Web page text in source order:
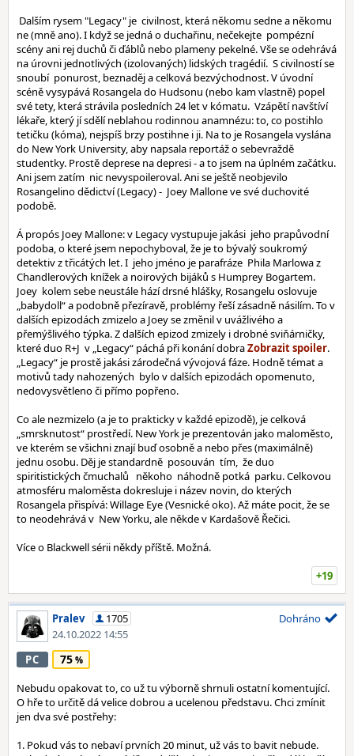
Dalším rysem "Legacy" je civilnost, která někomu sedne a někomu
ne (mně ano). I když se jedná o duchařinu, nečekejte pompézní
scény ani rej duchů či ďáblů nebo plameny pekelné. Vše se odehrává
na úrovni jednotlivých (izolovaných) lidských tragédií. S civilností se
snoubí ponurost, beznaděj a celková bezvýchodnost. V úvodní
scéně vysypává Rosangela do Hudsonu (nebo kam vlastně) popel
své tety, která strávila posledních 24 let v kómatu. Vzápětí navštíví
lékaře, který jí sdělí neblahou rodinnou anamnézu: to, co postihlo
tetičku (kóma), nejspíš brzy postihne i ji. Na to je Rosangela vyslána
do New York University, aby napsala reportáž o sebevraždě
studentky. Prostě deprese na depresi - a to jsem na úplném začátku.
Ani jsem zatím nic nevyspoileroval. Ani se ještě neobjevilo
Rosangelino dědictví (Legacy) - Joey Mallone ve své duchovité
podobě.
Á propós Joey Mallone: v Legacy vystupuje jakási jeho prapůvodní
podoba, o které jsem nepochyboval, že je to bývalý soukromý
detektiv z třicátých let. I jeho jméno je parafráze Phila Marlowa z
Chandlerových knížek a noirových bijáků s Humprey Bogartem.
Joey kolem sebe neustále hází drsné hlášky, Rosangelu oslovuje
„babydoll“ a podobně přezíravě, problémy řeší zásadně násilím. To v
dalších epizodách zmizelo a Joey se změnil v uvážlivého a
přemýšlivého týpka. Z dalších epizod zmizely i drobné sviňárničky,
které duo R+J v „Legacy“ páchá při konání dobra
.
„Legacy“ je prostě jakási zárodečná vývojová fáze. Hodně témat a
motivů tady nahozených bylo v dalších epizodách opomenuto,
nedovysvětleno či přímo popřeno.
Co ale nezmizelo (a je to prakticky v každé epizodě), je celková
„smrsknutost“ prostředí. New York je prezentován jako maloměsto,
ve kterém se všichni znají buď osobně a nebo přes (maximálně)
jednu osobu. Děj je standardně posouván tím, že duo
spiritistických čmuchalů někoho náhodně potká parku. Celkovou
atmosféru maloměsta dokresluje i název novin, do kterých
Rosangela přispívá: Willage Eye (Vesnické oko). Až máte pocit, že se
to neodehrává v New Yorku, ale někde v Kardašově Řečici.
Více o Blackwell sérii někdy příště. Možná.
+19
Pralev
1705
24.10.2022 14:55
Dohráno
PC 75
Nebudu opakovat to, co už tu výborně shrnuli ostatní komentující.
O hře to určitě dá velice dobrou a ucelenou představu. Chci zmínit
jen dva své postřehy:
1. Pokud vás to nebaví prvních 20 minut, už vás to bavit nebude.